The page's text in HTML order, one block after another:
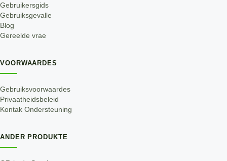
Gebruikersgids
Gebruiksgevalle
Blog
Gereelde vrae
VOORWAARDES
Gebruiksvoorwaardes
Privaatheidsbeleid
Kontak Ondersteuning
ANDER PRODUKTE